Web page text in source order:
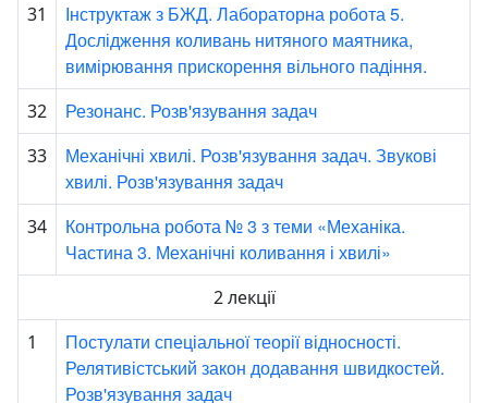
31
Інструктаж з БЖД. Лабораторна робота 5.
Дослідження коливань нитяного маятника,
вимірювання прискорення вільного падіння.
32 Резонанс. Розв'язування задач
33
Механічні хвилі. Розв'язування задач. Звукові
хвилі. Розв'язування задач
34
Контрольна робота № 3 з теми «Механіка.
Частина 3. Механічні коливання і хвилі»
2 лекції
1
Постулати спеціальної теорії відносності.
Релятивістський закон додавання швидкостей.
Розв'язування задач